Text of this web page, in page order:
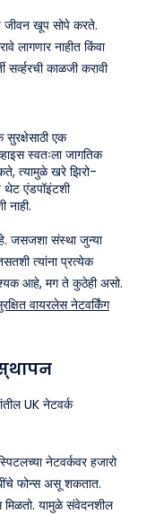
जीवन खूप सोपे करते.
लागणार नाहीत किंवा
काळजी करावी
एक
स्वतःला जागतिक
त्यामुळे खरे झिरो-
एंडपॉइंटशी
जसजशा संस्था जुन्या
त्यांना प्रत्येक
आहे, मग ते कुठेही असो.
वायरलेस नेटवर्किंग
UK नेटवर्क
नेटवर्कवर हजारो
फोन्स असू शकतात.
यामुळे संवेदनशील